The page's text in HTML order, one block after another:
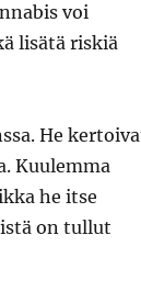
voi
lisätä riskiä
He
Kuulemma
he itse
on tullut